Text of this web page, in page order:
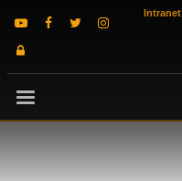
Intranet